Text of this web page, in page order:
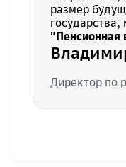
размер
"Пенсионная
Директор по